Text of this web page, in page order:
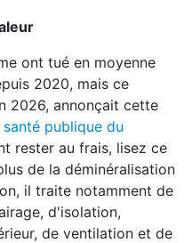
ont tué en moyenne
2020, mais ce
2026, annonçait cette
publique du
rester au frais, lisez ce
de la déminéralisation
il traite notamment de
d'isolation,
de ventilation et de